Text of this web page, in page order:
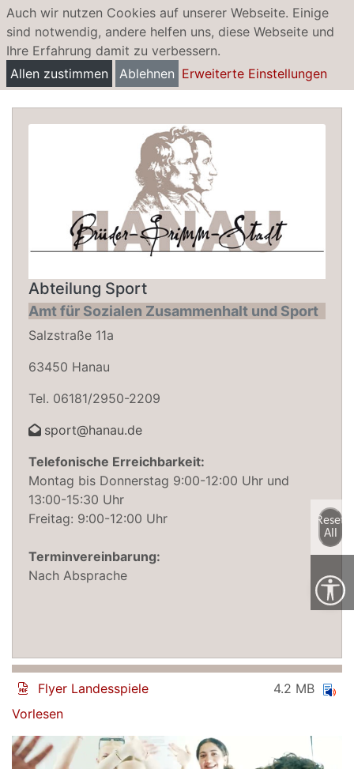
Auch wir nutzen Cookies auf unserer Webseite. Einige
sind notwendig, andere helfen uns, diese Webseite und
Ihre Erfahrung damit zu verbessern.
Allen zustimmen
Ablehnen Erweiterte Einstellungen
Special Olympics Landesspiele 2025 in
Hanau
Vorlesen
Abteilung Sport
Amt für Sozialen Zusammenhalt und Sport
Salzstraße 11a
63450 Hanau
Tel. 06181/2950-2209
sport@hanau.de
Telefonische Erreichbarkeit:
Montag bis Donnerstag 9:00-12:00 Uhr und
13:00-15:30 Uhr
Freitag: 9:00-12:00 Uhr
Terminvereinbarung:
Nach Absprache
Flyer Landesspiele 4.2 MB
Reset
All